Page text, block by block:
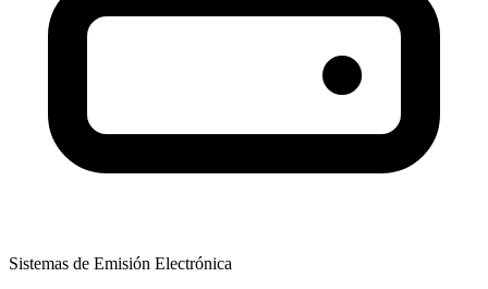
Sistemas de Emisión Electrónica